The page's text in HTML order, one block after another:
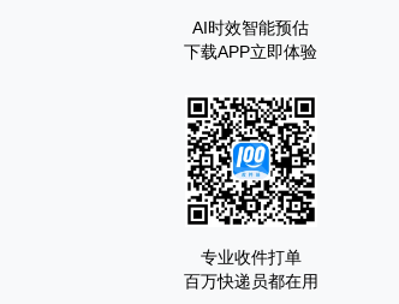
AI时效智能预估
下载APP立即体验
专业收件打单
百万快递员都在用